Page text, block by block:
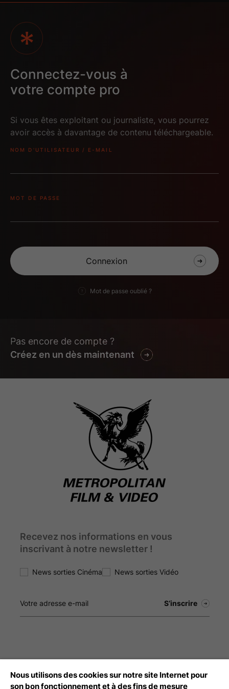
Connectez-vous à
votre compte pro
Si vous êtes exploitant ou journaliste, vous pourrez
avoir accès à davantage de contenu téléchargeable.
NOM D'UTILISATEUR / E-MAIL
MOT DE PASSE
Mot de passe oublié ?
Pas encore de compte ?
Créez en un dès maintenant
Recevez nos informations en vous
inscrivant à notre newsletter !
News sorties Cinéma News sorties Vidéo
Débloquez tout le contenu à télécharger
Nous utilisons des cookies sur notre site Internet pour
son bon fonctionnement et à des fins de mesure